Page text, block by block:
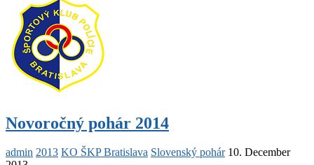
Novoročný pohár 2014
admin 2013 KO ŠKP Bratislava Slovenský pohár 10. December